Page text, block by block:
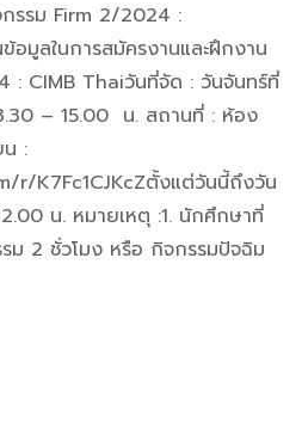
รรม Firm 2/2024 :
อมูลในการสมัครงานและฝึกงาน
: CIMB Thaiวันที่จัด : วันจันทร์ที่
– 15.00 น. สถานที่ : ห้อง
น :
K7Fc1CJKcZตั้งแต่วันนี้ถึงวัน
น. หมายเหตุ :1. นักศึกษาที่
รม 2 ชั่วโมง หรือ กิจกรรมปัจฉิม